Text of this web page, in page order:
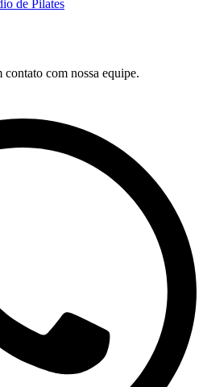
de Pilates
contato com nossa equipe.